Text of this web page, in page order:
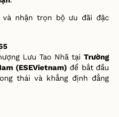
và nhận trọn bộ ưu đãi đặc
Lưu Tao Nhã tại Trường
(ESEVietnam) để bắt đầu
thái và khẳng định đẳng